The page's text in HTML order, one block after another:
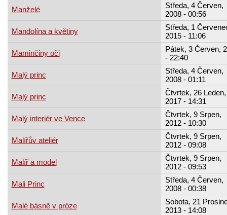
Manželé
Středa, 4 Červen,
2008 - 00:56
Mandolína a květiny
Středa, 1
2015 - 11:06
Maminčiny oči
Pátek, 3 Červen,
- 22:40
Malý princ
Středa, 4 Červen,
2008 - 01:11
Malý princ
Čtvrtek, 26 Leden,
2017 - 14:31
Malý interiér ve Vence
Čtvrtek, 9 Srpen,
2012 - 10:30
Malířův ateliér
Čtvrtek, 9 Srpen,
2012 - 09:08
Malíř a model
Čtvrtek, 9 Srpen,
2012 - 09:53
Mali Princ
Středa, 4 Červen,
2008 - 00:38
Malé básně v próze
Sobota, 21
2013 - 14:08